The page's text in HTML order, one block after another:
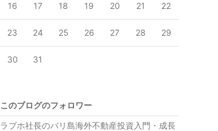
16 17 18 19 20 21 22
23 24 25 26 27 28 29
30 31
このブログのフォロワー
ラブホ社長のバリ島海外不動産投資入門・成長